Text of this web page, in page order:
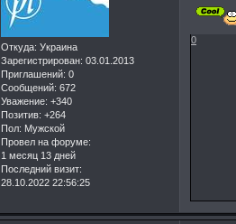
Откуда: Украина
Зарегистрирован: 03.01.2013
Приглашений: 0
Сообщений: 672
Уважение: +340
Позитив: +264
Пол: Мужской
Провел на форуме:
1 месяц 13 дней
Последний визит:
28.10.2022 22:56:25
0